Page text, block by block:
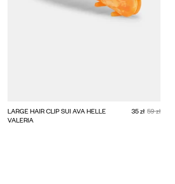
LARGE HAIR CLIP SUI AVA HELLE
VALERIA
35 zł 59 zł